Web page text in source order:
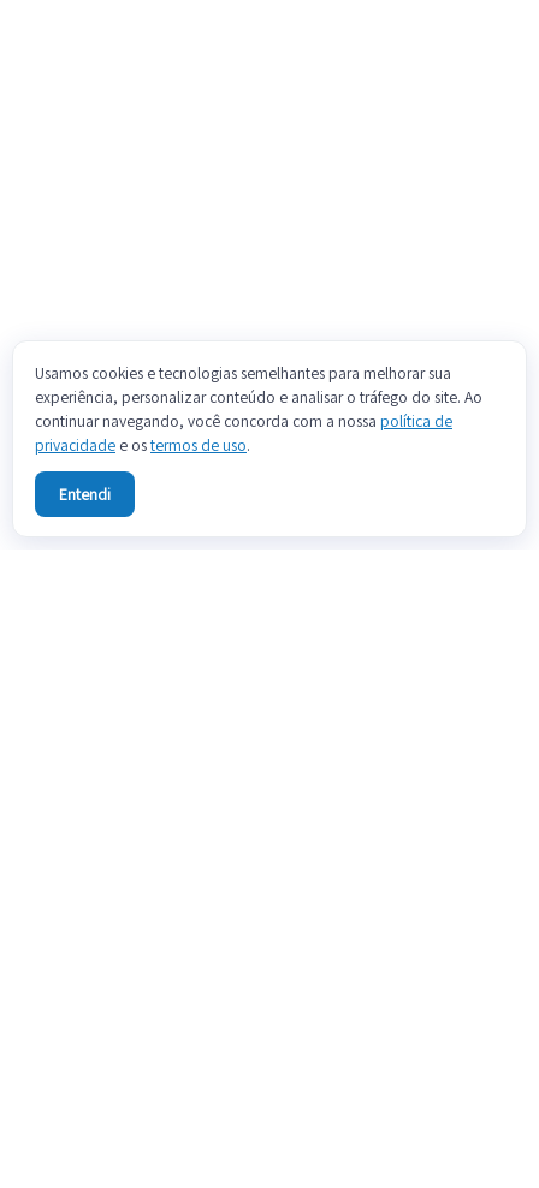
Usamos cookies e tecnologias semelhantes para melhorar sua
experiência, personalizar conteúdo e analisar o tráfego do site. Ao
continuar navegando, você concorda com a nossa política de
privacidade e ostermos de uso.
Entendi